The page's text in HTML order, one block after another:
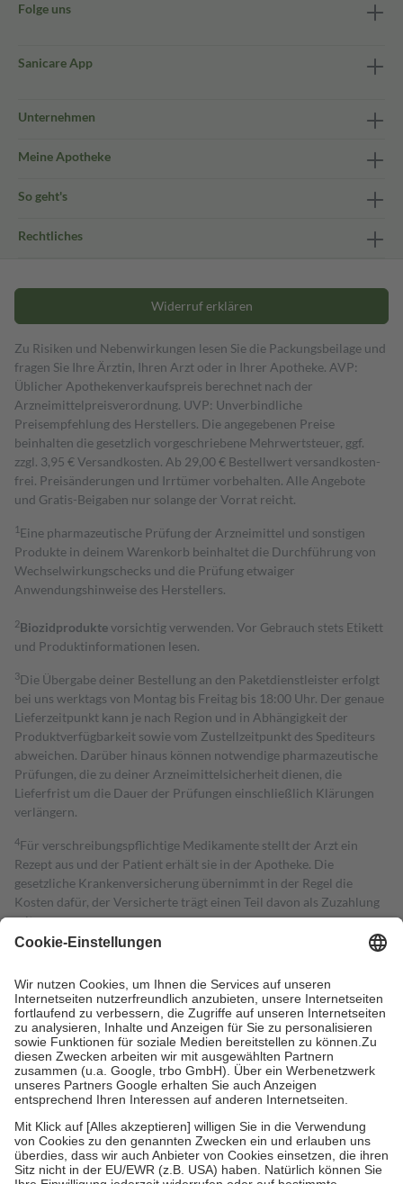
Folge uns
Sanicare App
Unternehmen
Meine Apotheke
So geht's
Rechtliches
Widerruf erklären
Zu Risiken und Nebenwirkungen lesen Sie die Packungsbeilage und
fragen Sie Ihre Ärztin, Ihren Arzt oder in Ihrer Apotheke. AVP:
Üblicher Apothekenverkaufspreis berechnet nach der
Arzneimittelpreisverordnung. UVP: Unverbindliche
Preisempfehlung des Herstellers. Die angegebenen Preise
beinhalten die gesetzlich vorgeschriebene Mehrwertsteuer, ggf.
zzgl. 3,95 € Versandkosten. Ab 29,00 € Bestell­wert versand­kosten­
frei. Preisänderungen und Irrtümer vorbehalten. Alle Angebote
und Gratis-Beigaben nur solange der Vorrat reicht.
1 Eine pharmazeutische Prüfung der Arzneimittel und sonstigen
Produkte in deinem Warenkorb beinhaltet die Durchführung von
Wechselwirkungschecks und die Prüfung etwaiger
Anwendungshinweise des Herstellers.
2Biozidproduktevorsichtig verwenden. Vor Gebrauch stets Etikett
und Produktinformationen lesen.
3Die Übergabe deiner Bestellung an den Paketdienstleister erfolgt
bei uns werktags von Montag bis Freitag bis 18:00 Uhr. Der genaue
Lieferzeitpunkt kann je nach Region und in Abhängigkeit der
Produktverfügbarkeit sowie vom Zustellzeitpunkt des Spediteurs
abweichen. Darüber hinaus können notwendige pharmazeutische
Prüfungen, die zu deiner Arzneimittelsicherheit dienen, die
Lieferfrist um die Dauer der Prüfungen einschließlich Klärungen
verlängern.
4Für verschreibungspflichtige Medikamente stellt der Arzt ein
Rezept aus und der Patient erhält sie in der Apotheke. Die
gesetzliche Krankenversicherung übernimmt in der Regel die
Kosten dafür, der Versicherte trägt einen Teil davon als Zuzahlung
mit.
Grundsätzlich leisten Mitglieder Zuzahlungen in Höhe von zehn
höchstens zehn Euro.
Es sind jedoch nie mehr als die tatsächlichen
Kosten der Leistung zu entrichten.
Diese Regeln gelten grundsätzlich auch für Online-Apotheken.
Bei Heilmitteln und häuslicher Krankenpflege beträgt die
Zuzahlung zehn Prozent der Kosten sowie zehn Euro je
Verordnung.
Um das Engagement der Versicherten für ihre eigene Gesundheit zu
stärken und die besondere Stellung der Familie zu unterstützen,
fallenkeine Zuzahlungenan bei:
• Kindern und Jugendlichen bis zum vollendeten 18. Lebensjahr
mit Ausnahme der Fahrkosten